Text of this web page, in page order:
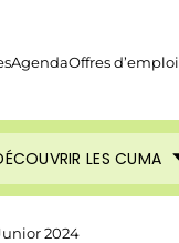
AgendaOffres d’emploi
LES CUMA
2024